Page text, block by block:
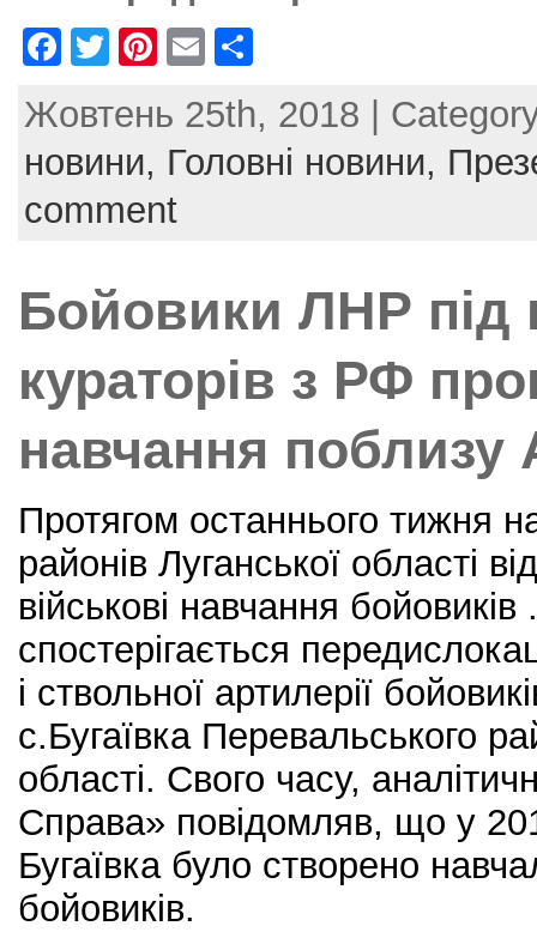
F
c
e
b
o
k
T
itt
er
Pi
er
e
st
E
ai
l
ar
e
Жовтень 25th, 2018 |
новини, Головні новини,
comment
Бойовики ЛНР під
кураторів з РФ
навчання поблизу
Протягом останнього тижня
районів Луганської області
військові навчання
спостерігається
і ствольної артилерії
с.Бугаївка Перевальського
області. Свого часу,
Справа» повідомляв, що у
Бугаївка було створено
бойовиків.